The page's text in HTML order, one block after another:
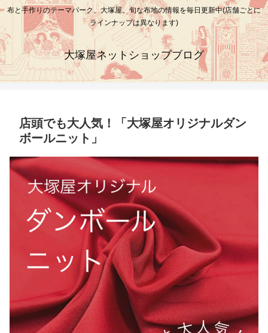
布と手作りのテーマパーク、大塚屋。旬な布地の情報を毎日更新中(店舗ごとに
ラインナップは異なります)
大塚屋ネットショップブログ
店頭でも大人気！「大塚屋オリジナルダン
ボールニット」